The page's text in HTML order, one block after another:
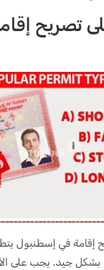
تصريح
إقامة في إسطنبول
جيد. يجب على